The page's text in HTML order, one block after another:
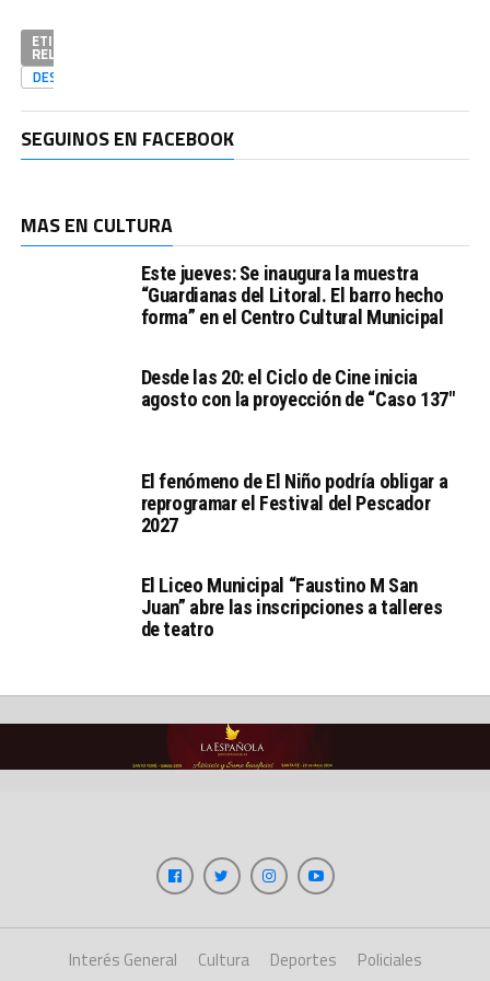
ETIQUETAS
RELACIONADAS
DESTACADAS
SEGUINOS EN FACEBOOK
MAS EN CULTURA
Este jueves: Se inaugura la muestra
“Guardianas del Litoral. El barro hecho
forma” en el Centro Cultural Municipal
Desde las 20: el Ciclo de Cine inicia
agosto con la proyección de “Caso 137″
El fenómeno de El Niño podría obligar a
reprogramar el Festival del Pescador
2027
El Liceo Municipal “Faustino M San
Juan” abre las inscripciones a talleres
de teatro
Interés General Cultura Deportes
Policiales